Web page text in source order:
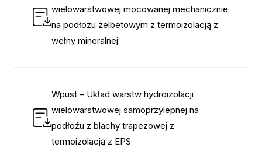
wielowarstwowej mocowanej mechanicznie
na podłożu żelbetowym z termoizolacją z
wełny mineralnej
Wpust – Układ warstw hydroizolacji
wielowarstwowej samoprzylepnej na
podłożu z blachy trapezowej z
termoizolacją z EPS